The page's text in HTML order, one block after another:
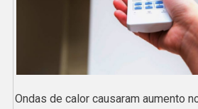
Ondas de calor causaram aumento